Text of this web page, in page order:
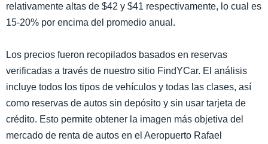
relativamente altas de $42 y $41 respectivamente, lo cual es
15-20% por encima del promedio anual.
Los precios fueron recopilados basados en reservas
verificadas a través de nuestro sitio FindYCar. El análisis
incluye todos los tipos de vehículos y todas las clases, así
como reservas de autos sin depósito y sin usar tarjeta de
crédito. Esto permite obtener la imagen más objetiva del
mercado de renta de autos en el Aeropuerto Rafael